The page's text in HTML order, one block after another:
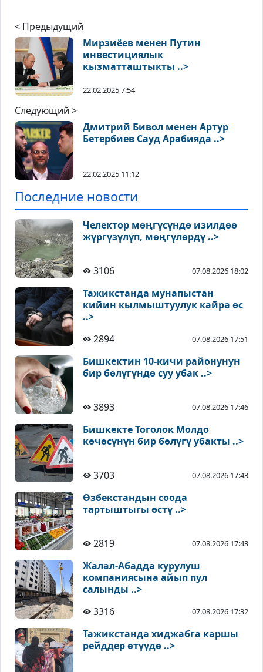
< Предыдущий
Мирзиёев менен Путин
инвестициялык
кызматташтыкты ..>
22.02.2025 7:54
Следующий >
Дмитрий Бивол менен Артур
Бетербиев Сауд Арабияда ..>
22.02.2025 11:12
Последние новости
Челектор мөңгүсүндө изилдөө
жүргүзүлүп, мөңгүлөрдү ..>
3106 07.08.2026 18:02
Тажикстанда мунапыстан
кийин кылмыштуулук кайра өс
..>
2894
07.08.2026 17:51
Бишкектин 10-кичи районунун
бир бөлүгүндө суу убак ..>
3893 07.08.2026 17:46
Бишкекте Тоголок Молдо
көчөсүнүн бир бөлүгү убакты ..>
3703 07.08.2026 17:43
Өзбекстандын соода
тартыштыгы өстү ..>
2819 07.08.2026 17:43
Жалал-Абадда курулуш
компаниясына айып пул
салынды ..>
3316
07.08.2026 17:32
Тажикстанда хиджабга каршы
рейддер өтүүдө ..>